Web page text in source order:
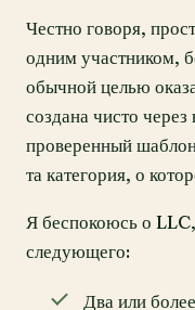
Честно говоря,
одним участником,
обычной целью
создана чисто
проверенный
та категория, о
Я беспокоюсь о
следующего:
Два или